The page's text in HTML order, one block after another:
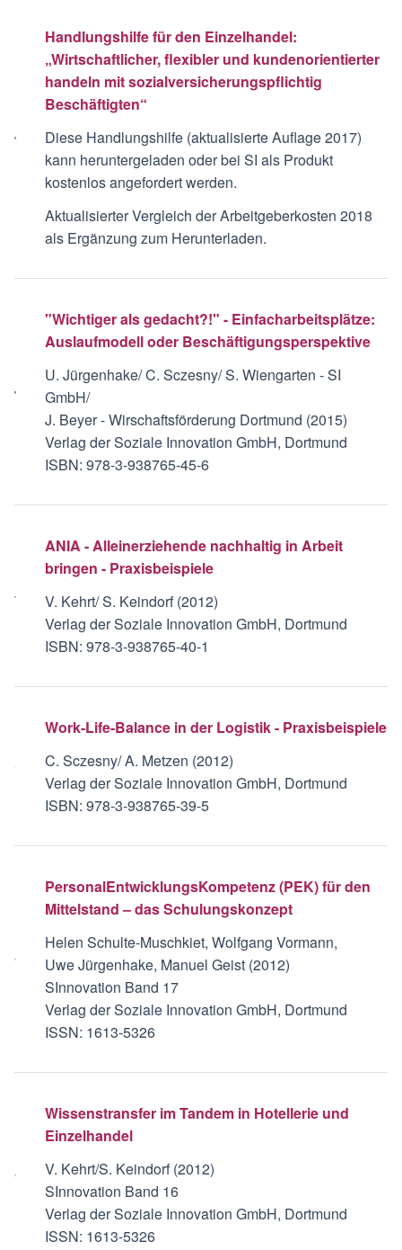
Handlungshilfe für den Einzelhandel:
„Wirtschaftlicher, flexibler und kundenorientierter
handeln mit sozialversicherungspflichtig
Beschäftigten“
Diese Handlungshilfe (aktualisierte Auflage 2017)
kann heruntergeladen oder bei SI als Produkt
kostenlos angefordert werden.
Aktualisierter Vergleich der Arbeitgeberkosten 2018
als Ergänzung zum Herunterladen.
"Wichtiger als gedacht?!" - Einfacharbeitsplätze:
Auslaufmodell oder Beschäftigungsperspektive
U. Jürgenhake/ C. Sczesny/ S. Wiengarten - SI
GmbH/
J. Beyer - Wirschaftsförderung Dortmund (2015)
Verlag der Soziale Innovation GmbH, Dortmund
ISBN: 978-3-938765-45-6
ANIA - Alleinerziehende nachhaltig in Arbeit
bringen - Praxisbeispiele
V. Kehrt/ S. Keindorf (2012)
Verlag der Soziale Innovation GmbH, Dortmund
ISBN: 978-3-938765-40-1
Work-Life-Balance in der Logistik - Praxisbeispiele
C. Sczesny/ A. Metzen (2012)
Verlag der Soziale Innovation GmbH, Dortmund
ISBN: 978-3-938765-39-5
PersonalEntwicklungsKompetenz (PEK) für den
Mittelstand – das Schulungskonzept
Helen Schulte-Muschkiet, Wolfgang Vormann,
Uwe Jürgenhake, Manuel Geist (2012)
SInnovation Band 17
Verlag der Soziale Innovation GmbH, Dortmund
ISSN: 1613-5326
Wissenstransfer im Tandem in Hotellerie und
Einzelhandel
V. Kehrt/S. Keindorf (2012)
SInnovation Band 16
Verlag der Soziale Innovation GmbH, Dortmund
ISSN: 1613-5326